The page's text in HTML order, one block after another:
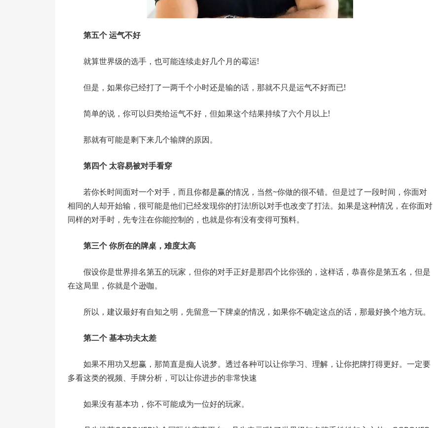
第五个 运气不好
就算世界级的选手，也可能连续走好几个月的霉运!
但是，如果你已经打了一两千个小时还是输的话，那就不只是运气不好而已!
简单的说，你可以归类给运气不好，但如果这个结果持续了六个月以上!
那就有可能是剩下来几个输牌的原因。
第四个 太容易被对手看穿
若你长时间面对一个对手，而且你都是赢的情况，当然~你做的很不错。但是过了一段时间，你面对
相同的人却开始输，很可能是他们已经发现你的打法!所以对手也改变了打法。如果是这种情况，在你面对
同样的对手时，先专注在你能控制的，也就是你有没有变得可预料。
第三个 你所在的牌桌，难度太高
假设你是世界排名第五的玩家，但你的对手正好是那四个比你强的，这样话，恭喜你是第五名，但是
在这局里，你就是个逊咖。
所以，建议最好有自知之明，先留意一下牌桌的情况，如果你不确定这点的话，那最好换个地方玩。
第二个 基本功夫太差
如果不用功又想赢，那简直是痴人说梦。透过各种可以让你学习、理解，让你把牌打得更好。一定要
多看这类的视频、手牌分析，可以让你进步的非常快速
如果没有基本功，你不可能成为一位好的玩家。